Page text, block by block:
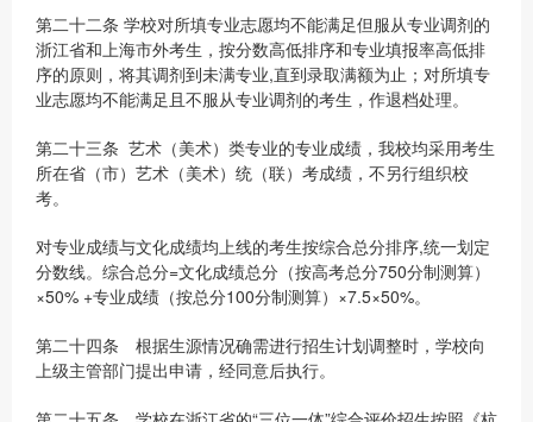
第二十二条 学校对所填专业志愿均不能满足但服从专业调剂的
浙江省和上海市外考生，按分数高低排序和专业填报率高低排
序的原则，将其调剂到未满专业,直到录取满额为止；对所填专
业志愿均不能满足且不服从专业调剂的考生，作退档处理。
第二十三条 艺术（美术）类专业的专业成绩，我校均采用考生
所在省（市）艺术（美术）统（联）考成绩，不另行组织校
考。
对专业成绩与文化成绩均上线的考生按综合总分排序,统一划定
分数线。综合总分=文化成绩总分（按高考总分750分制测算）
×50% +专业成绩（按总分100分制测算）×7.5×50%。
第二十四条 根据生源情况确需进行招生计划调整时，学校向
上级主管部门提出申请，经同意后执行。